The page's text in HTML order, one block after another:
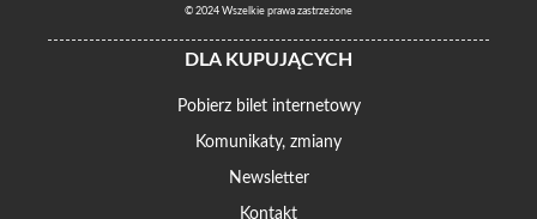
© 2024 Wszelkie prawa zastrzeżone
DLA KUPUJĄCYCH
Pobierz bilet internetowy
Komunikaty, zmiany
Newsletter
Kontakt